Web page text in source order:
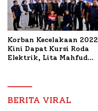
Korban Kecelakaan 2022
Kini Dapat Kursi Roda
Elektrik, Lita Mahfud
Nabil
BERITA VIRAL